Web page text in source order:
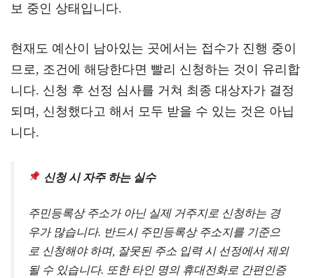
보 중인 상태입니다.
현재도 예산이 남아있는 곳에서는 접수가 진행 중이
므로, 조건에 해당한다면 빨리 신청하는 것이 유리합
니다. 신청 후 선정 심사를 거쳐 최종 대상자가 결정
되며, 신청했다고 해서 모두 받을 수 있는 것은 아닙
니다.
신청 시 자주 하는 실수
주민등록상 주소가 아닌 실제 거주지로 신청하는 경
우가 많습니다. 반드시 주민등록상 주소지를 기준으
로 신청해야 하며, 잘못된 주소 입력 시 선정에서 제외
될 수 있습니다. 또한 타인 명의 휴대전화로 간편인증